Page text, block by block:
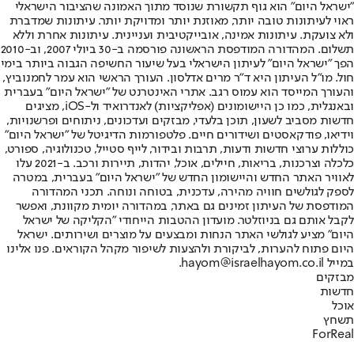
"ישראל היום" הוא גוף תקשורת שנוסד מתוך האמונה שהציבור הישראלי
ראוי לעיתונות טובה יותר, מאוזנת יותר ומדויקת יותר. עיתונות שמדברת
ולא צועקת. עיתונות אמינה, אובייקטיבית ועניינית. עיתונות אחרת וללא
תשלום. המהדורה המודפסת הראשונה פורסמה ב-30 ביולי 2007, וב-2010
הפך "ישראל היום" לעיתון הישראלי בעל שיעור החשיפה הגבוה ביותר בימי
חול. מו"ל העיתון היא ד"ר מרים אדלסון. העורך הראשי הוא עמר לחמנוביץ,
והעורך המייסד הוא עמוס רגב. אתרי האינטרנט של "ישראל היום" בעברית
ובאנגלית, כמו כן היישומונים (אפליקציות) לאנדרואיד ול-iOS, מציגים
חדשות מסביב לשעון, תוכן בלעדי, מבזקים ועדכונים, ניתוחים ופרשנויות,
וידיאו, פודקאסטים ושידורים חיים. פלטפורמות הדיגיטל של "ישראל היום"
כוללות ערוצי חדשות ודעות, תרבות ובידור, לייף סטייל, טכנולוגיה, ספורט,
כלכלה וצרכנות, בריאות, חיילים, אוכל, יהדות, תיירות ורכב. ב-2021 עלו
לאוויר האתר החדש והיישומון החדש של "ישראל היום" בעברית, במטרה
לספק לגולשים חוויה מהירה, עדכנית, בטוחה ונוחה. תכני המהדורה
המודפסת של העיתון זמינים גם באתר, במהדורה יומית מקוונת, ואפשר
לקבל אותם גם בניוזלטר. מועדון ההטבות הייחודי "הקליקה של ישראל
היום" מציע לגולשי האתר הנחות ומבצעים על מוצרים ושירותים. ישראל
היום פתוח להערות, לביקורת ולהצעות לשיפור מקהל הקוראים. פנו אלינו
במייל hayom@israelhayom.co.il.
מבזקים
חדשות
אוכל
תשחץ
ForReal